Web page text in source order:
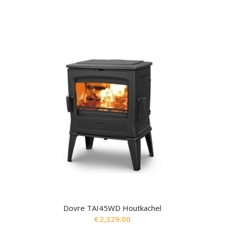
Dovre TAI45WD Houtkachel
€2,329.00